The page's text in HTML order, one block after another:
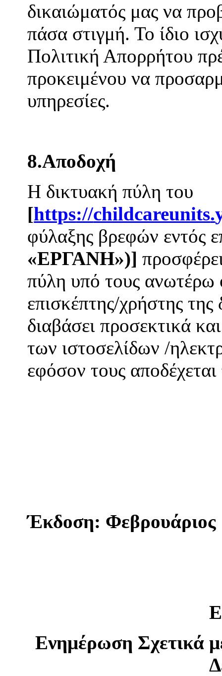
δικαιώματός μας να
πάσα στιγμή. Το ίδιο
Πολιτική Απορρήτου
προκειμένου να
υπηρεσίες.
8.Αποδοχή
Η δικτυακή πύλη του
[https://childcareunits.
φύλαξης βρεφών εντός
«ΕΡΓΑΝΗ»)]
πύλη υπό τους ανωτέρω
επισκέπτης/χρήστης της
διαβάσει προσεκτικά
των ιστοσελίδων /
εφόσον τους
Έκδοση:
Ενημέρωση Σχετικά